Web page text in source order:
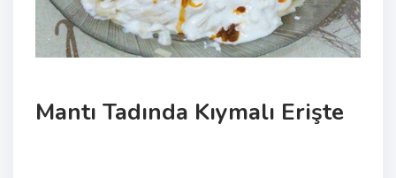
Mantı Tadında Kıymalı Erişte